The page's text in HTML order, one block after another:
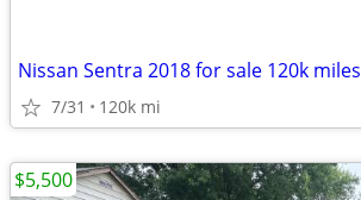
Nissan Sentra 2018 for sale 120k miles
7/31 120k mi
$5,500